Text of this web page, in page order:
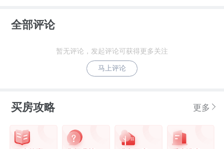
全部评论
暂无评论，发起评论可获得更多关注
马上评论
买房攻略 更多